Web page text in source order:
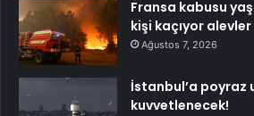
Fransa kabusu
kişi kaçıyor
Ağustos 7, 2026
İstanbul’a poyraz
kuvvetlenecek!